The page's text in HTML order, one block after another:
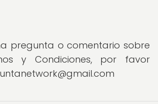
pregunta o comentario sobre
y Condiciones, por favor